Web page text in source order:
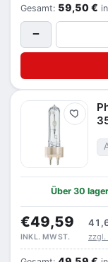
Gesamt: 59,50 €
−
Merken
Über 30
€49,59
INKL. MWST. zzgl.